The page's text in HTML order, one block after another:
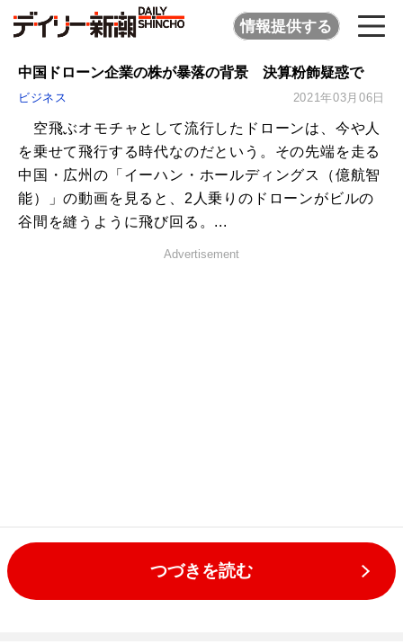
情報提供する
中国ドローン企業の株が暴落の背景 決算粉飾疑惑で
ビジネス 2021年03月06日
空飛ぶオモチャとして流行したドローンは、今や人
を乗せて飛行する時代なのだという。その先端を走る
中国・広州の「イーハン・ホールディングス（億航智
能）」の動画を見ると、2人乗りのドローンがビルの
谷間を縫うように飛び回る。...
Advertisement
つづきを読む